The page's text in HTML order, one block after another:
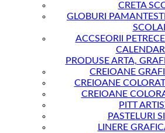
CRETA
GLOBURI
ACCSEORII
PRODUSE ARTA,
CREIOANE
CREIOANE
CREIOANE
PITT
PASTELURI
LINERE